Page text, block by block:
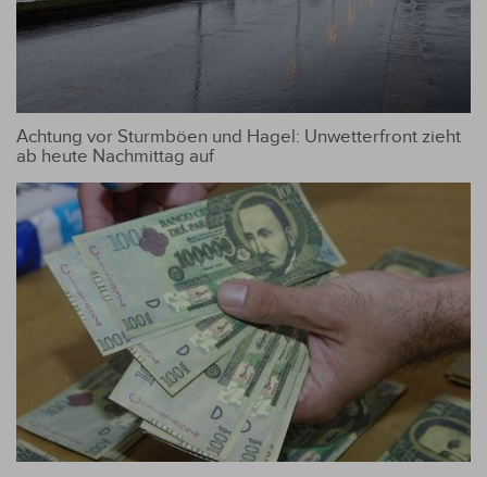
Achtung vor Sturmböen und Hagel: Unwetterfront zieht
ab heute Nachmittag auf